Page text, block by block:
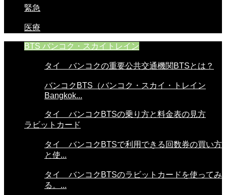
緊急
医療
BTS バンコク・スカイトレイン
タイ バンコクの重要公共交通機関BTSとは？
バンコクBTS（バンコク・スカイ・トレイン
Bangkok...
タイ バンコクBTSの乗り方と料金表の見方
ラビットカード
タイ バンコクBTSで利用できる回数券の買い方
と使...
タイ バンコクBTSのラビットカードを使ってみ
る。...